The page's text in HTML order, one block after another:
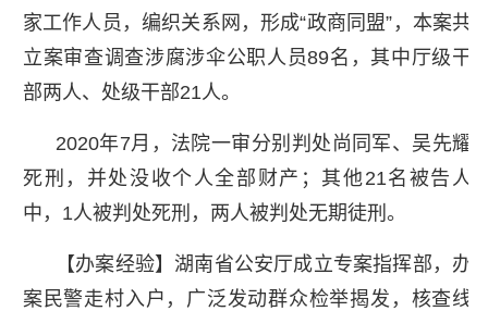
家工作人员，编织关系网，形成“政商同盟”，本案共
立案审查调查涉腐涉伞公职人员89名，其中厅级干
部两人、处级干部21人。
2020年7月，法院一审分别判处尚同军、吴先耀
死刑，并处没收个人全部财产；其他21名被告人
中，1人被判处死刑，两人被判处无期徒刑。
【办案经验】湖南省公安厅成立专案指挥部，办
案民警走村入户，广泛发动群众检举揭发，核查线